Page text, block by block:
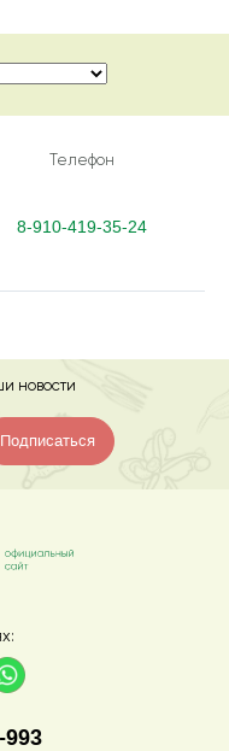
Телефон
8-910-419-35-24
новости
Подписаться
993